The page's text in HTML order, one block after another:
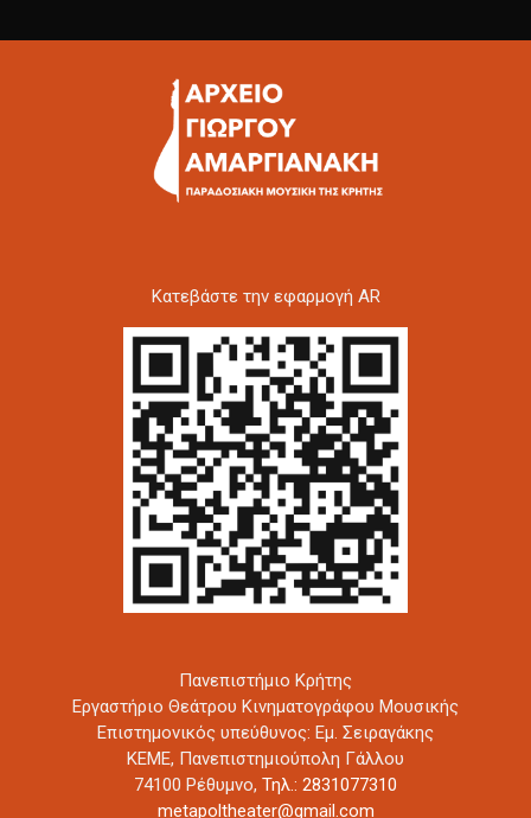
Kατεβάστε την εφαρμογή AR
Πανεπιστήμιο Κρήτης
Εργαστήριο Θεάτρου Κινηματογράφου Μουσικής
Επιστημονικός υπεύθυνος: Εμ. Σειραγάκης
ΚΕΜΕ, Πανεπιστημιούπολη Γάλλου
74100 Ρέθυμνο, Τηλ.: 2831077310
metapoltheater@gmail.com